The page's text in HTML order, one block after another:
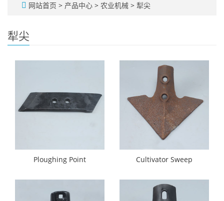
网站首页 > 产品中心 > 农业机械 > 犁尖
犁尖
Ploughing Point Cultivator Sweep